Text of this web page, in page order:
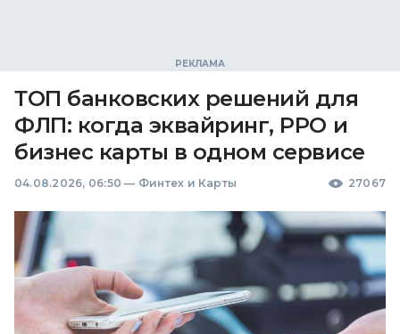
ТОП банковских решений для
ФЛП: когда эквайринг, РРО и
бизнес карты в одном сервисе
04.08.2026, 06:50 — Финтех и Карты 27067